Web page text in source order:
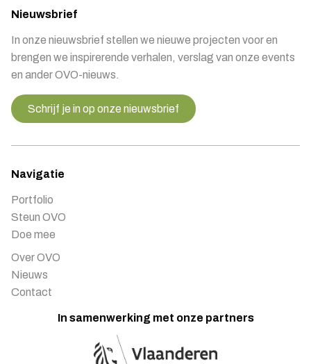
Nieuwsbrief
In onze nieuwsbrief stellen we nieuwe projecten voor en
brengen we inspirerende verhalen, verslag van onze events
en ander OVO-nieuws.
Schrijf je in op onze nieuwsbrief
Navigatie
Portfolio
Steun OVO
Doe mee
Over OVO
Nieuws
Contact
In samenwerking met onze partners